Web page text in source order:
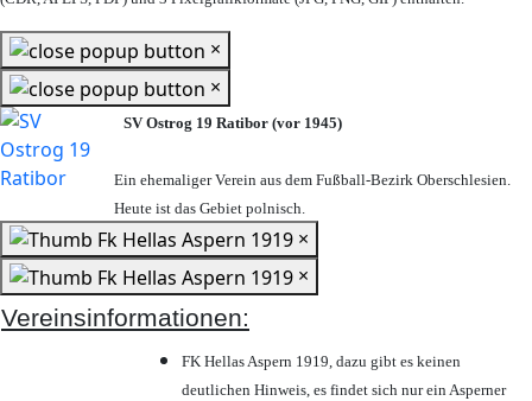
×
×
SV Ostrog 19 Ratibor (vor 1945)
Ein ehemaliger Verein aus dem Fußball-Bezirk Oberschlesien.
Heute ist das Gebiet polnisch.
×
×
Vereinsinformationen:
FK Hellas Aspern 1919, dazu gibt es keinen
deutlichen Hinweis, es findet sich nur ein Asperner